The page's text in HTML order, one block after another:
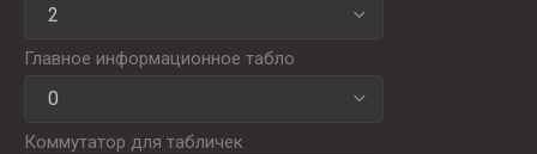
Главное информационное табло
Коммутатор для табличек